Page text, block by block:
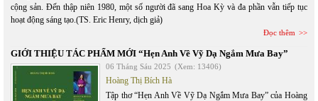
cộng sản. Đến thập niên 1980, một số người đã sang Hoa Kỳ và đa phần vẫn tiếp tục
hoạt động sáng tạo.(TS. Eric Henry, dịch giả)
Đọc thêm
GIỚI THIỆU TÁC PHẨM MỚI “Hẹn Anh Về Vỹ Dạ Ngắm Mưa Bay”
06 Tháng Sáu 2025 (Xem: 13406)
Hoàng Thị Bích Hà
Tập thơ “Hẹn Anh Về Vỹ Dạ Ngắm Mưa Bay” của Hoàng